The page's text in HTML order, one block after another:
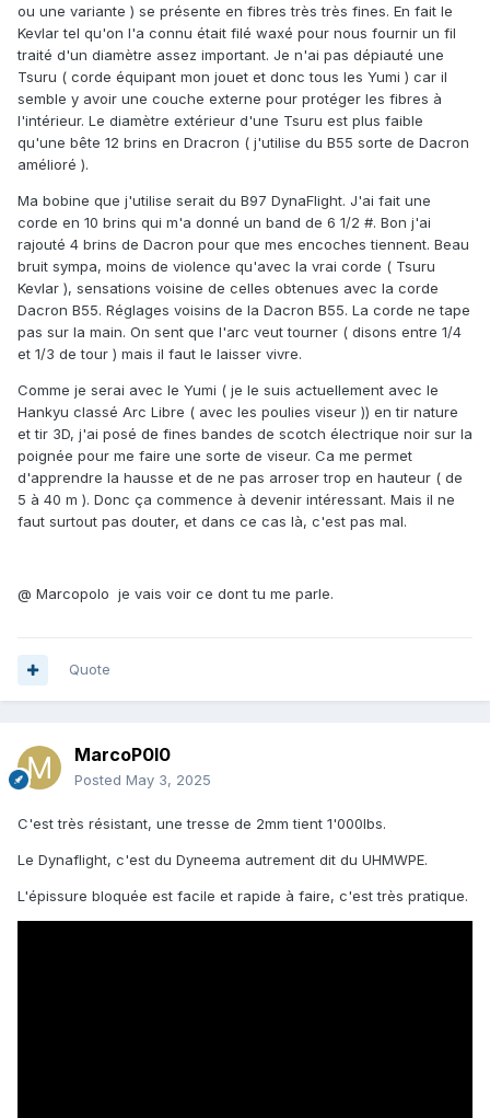
ou une variante ) se présente en fibres très très fines. En fait le
Kevlar tel qu'on l'a connu était filé waxé pour nous fournir un fil
traité d'un diamètre assez important. Je n'ai pas dépiauté une
Tsuru ( corde équipant mon jouet et donc tous les Yumi ) car il
semble y avoir une couche externe pour protéger les fibres à
l'intérieur. Le diamètre extérieur d'une Tsuru est plus faible
qu'une bête 12 brins en Dracron ( j'utilise du B55 sorte de Dacron
amélioré ).
Ma bobine que j'utilise serait du B97 DynaFlight. J'ai fait une
corde en 10 brins qui m'a donné un band de 6 1/2 #. Bon j'ai
rajouté 4 brins de Dacron pour que mes encoches tiennent. Beau
bruit sympa, moins de violence qu'avec la vrai corde ( Tsuru
Kevlar ), sensations voisine de celles obtenues avec la corde
Dacron B55. Réglages voisins de la Dacron B55. La corde ne tape
pas sur la main. On sent que l'arc veut tourner ( disons entre 1/4
et 1/3 de tour ) mais il faut le laisser vivre.
Comme je serai avec le Yumi ( je le suis actuellement avec le
Hankyu classé Arc Libre ( avec les poulies viseur )) en tir nature
et tir 3D, j'ai posé de fines bandes de scotch électrique noir sur la
poignée pour me faire une sorte de viseur. Ca me permet
d'apprendre la hausse et de ne pas arroser trop en hauteur ( de
5 à 40 m ). Donc ça commence à devenir intéressant. Mais il ne
faut surtout pas douter, et dans ce cas là, c'est pas mal.
@ Marcopolo je vais voir ce dont tu me parle.
Quote
MarcoP0l0
Posted May 3, 2025
C'est très résistant, une tresse de 2mm tient 1'000lbs.
Le Dynaflight, c'est du Dyneema autrement dit du UHMWPE.
L'épissure bloquée est facile et rapide à faire, c'est très pratique.